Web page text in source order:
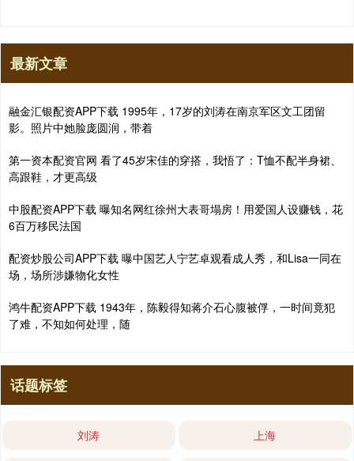
最新文章
融金汇银配资APP下载 1995年，17岁的刘涛在南京军区文工团留
影。照片中她脸庞圆润，带着
第一资本配资官网 看了45岁宋佳的穿搭，我悟了：T恤不配半身裙、
高跟鞋，才更高级
中股配资APP下载 曝知名网红徐州大表哥塌房！用爱国人设赚钱，花
6百万移民法国
配资炒股公司APP下载 曝中国艺人宁艺卓观看成人秀，和Lisa一同在
场，场所涉嫌物化女性
鸿牛配资APP下载 1943年，陈毅得知蒋介石心腹被俘，一时间竟犯
了难，不知如何处理，随
话题标签
刘涛 上海